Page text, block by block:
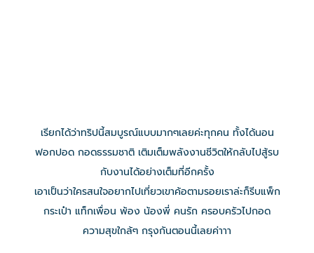
เรียกได้ว่าทริปนี้สมบูรณ์แบบมากๆเลยค่ะทุกคน ทั้งได้นอน
ฟอกปอด กอดธรรมชาติ เติมเต็มพลังงานชีวิตให้กลับไปสู้รบ
กับงานได้อย่างเต็มที่อีกครั้ง
เอาเป็นว่าใครสนใจอยากไปเที่ยวเขาค้อตามรอยเราล่ะก็รีบแพ็ก
กระเป๋า แท็กเพื่อน พ้อง น้องพี่ คนรัก ครอบครัวไปกอด
ความสุขใกล้ๆ กรุงกันตอนนี้เลยค่าาา